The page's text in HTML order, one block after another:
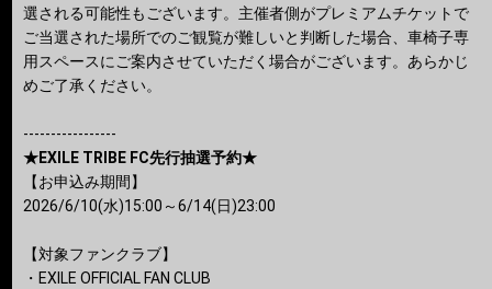
選される可能性もございます。主催者側がプレミアムチケットで
ご当選された場所でのご観覧が難しいと判断した場合、車椅子専
用スペースにご案内させていただく場合がございます。あらかじ
めご了承ください。
-----------------
★EXILE TRIBE FC先行抽選予約★
【お申込み期間】
2026/6/10(水)15:00～6/14(日)23:00
【対象ファンクラブ】
・EXILE OFFICIAL FAN CLUB